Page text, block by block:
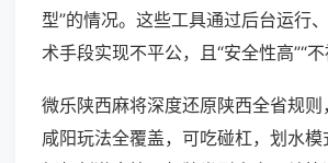
型”的情况。这些工具通过后台运行
术手段实现不平公，且“安全性高”“不
微乐陕西麻将深度还原陕西全省规则
咸阳玩法全覆盖，可吃碰杠，划水